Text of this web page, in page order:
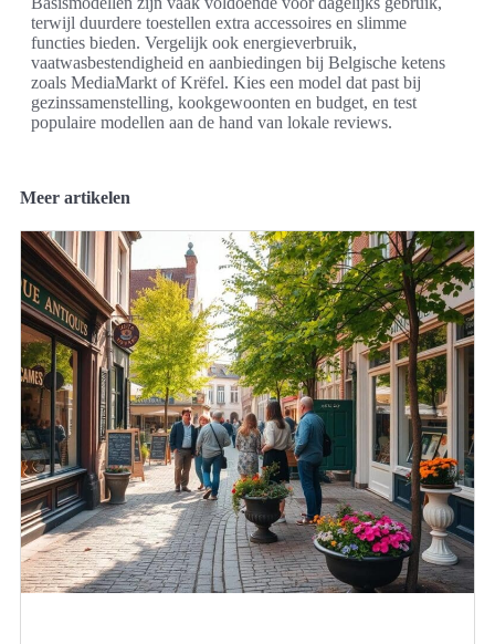
terwijl duurdere toestellen extra accessoires en slimme
functies bieden. Vergelijk ook energieverbruik,
vaatwasbestendigheid en aanbiedingen bij Belgische ketens
zoals MediaMarkt of Krëfel. Kies een model dat past bij
gezinssamenstelling, kookgewoonten en budget, en test
populaire modellen aan de hand van lokale reviews.
Meer artikelen